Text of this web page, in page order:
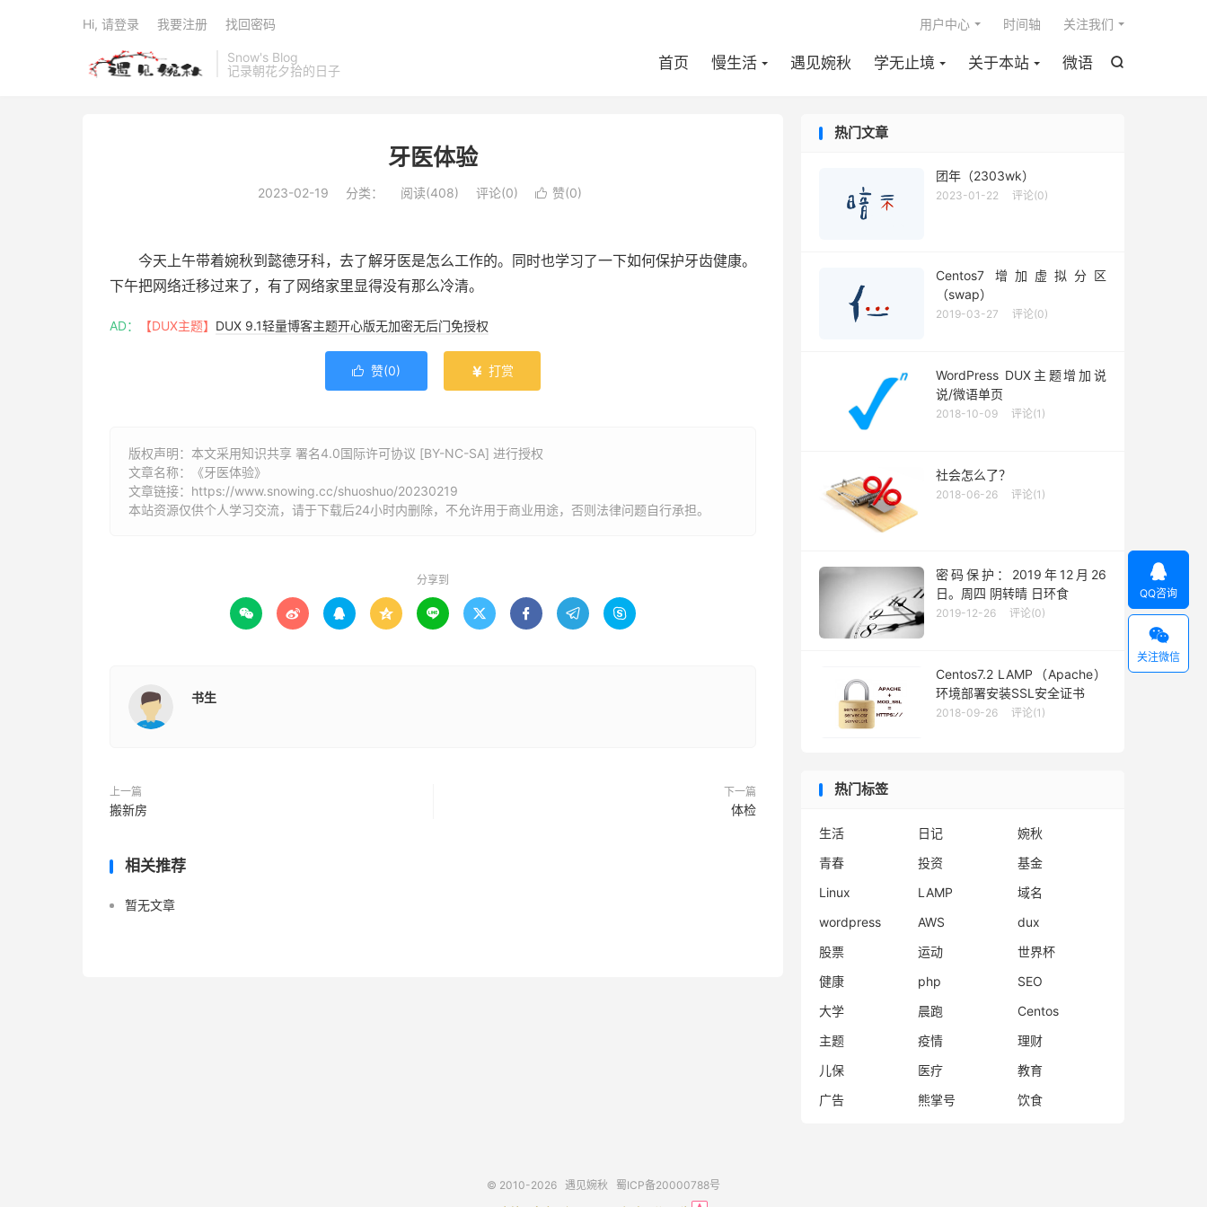
Snow's Blog
记录朝花夕拾的日子

首页 慢生活 遇见婉秋 学无止境 关于本站 微语
用户中心 时间轴 关注我们
Hi, 请登录 我要注册 找回密码
牙医体验
2023-02-19 分类： 阅读(408) 评论(0)  赞(0)
今天上午带着婉秋到懿德牙科，去了解牙医是怎么工作的。同时也学习了一下如何保护牙齿健康。
下午把网络迁移过来了，有了网络家里显得没有那么冷清。
AD： 【DUX主题】 DUX 9.1轻量博客主题开心版无加密无后门免授权
 赞(0)  打赏
版权声明：本文采用知识共享 署名4.0国际许可协议 [BY-NC-SA] 进行授权
文章名称：《牙医体验》
文章链接： https://www.snowing.cc/shuoshuo/20230219
本站资源仅供个人学习交流，请于下载后24小时内删除，不允许用于商业用途，否则法律问题自行承担。
分享到
        
书生
上一篇
搬新房
下一篇
体检
相关推荐
暂无文章
热门文章
团年（2303wk）
2023-01-22 评论(0)
Centos7 增加虚拟分区
（swap）
2019-03-27 评论(0)
WordPress DUX主题增加说
说/微语单页
2018-10-09 评论(1)
社会怎么了？
2018-06-26 评论(1)
密码保护：2019年12月26
日。周四 阴转晴 日环食
2019-12-26 评论(0)
Centos7.2 LAMP（Apache）
环境部署安装SSL安全证书
2018-09-26 评论(1)
热门标签
生活 日记
婉秋
青春
投资
基金
Linux
LAMP
域名
wordpress
AWS
dux
股票
运动
世界杯
健康
php
SEO
大学
晨跑
Centos
主题
疫情
理财
儿保
医疗
教育
广告
熊掌号 饮食
© 2010-2026 遇见婉秋 蜀ICP备20000788号

QQ咨询

关注微信